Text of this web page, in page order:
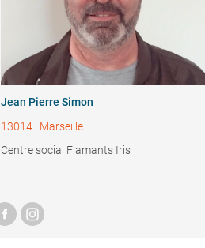
Jean Pierre Simon
13014| Marseille
Centre social Flamants Iris